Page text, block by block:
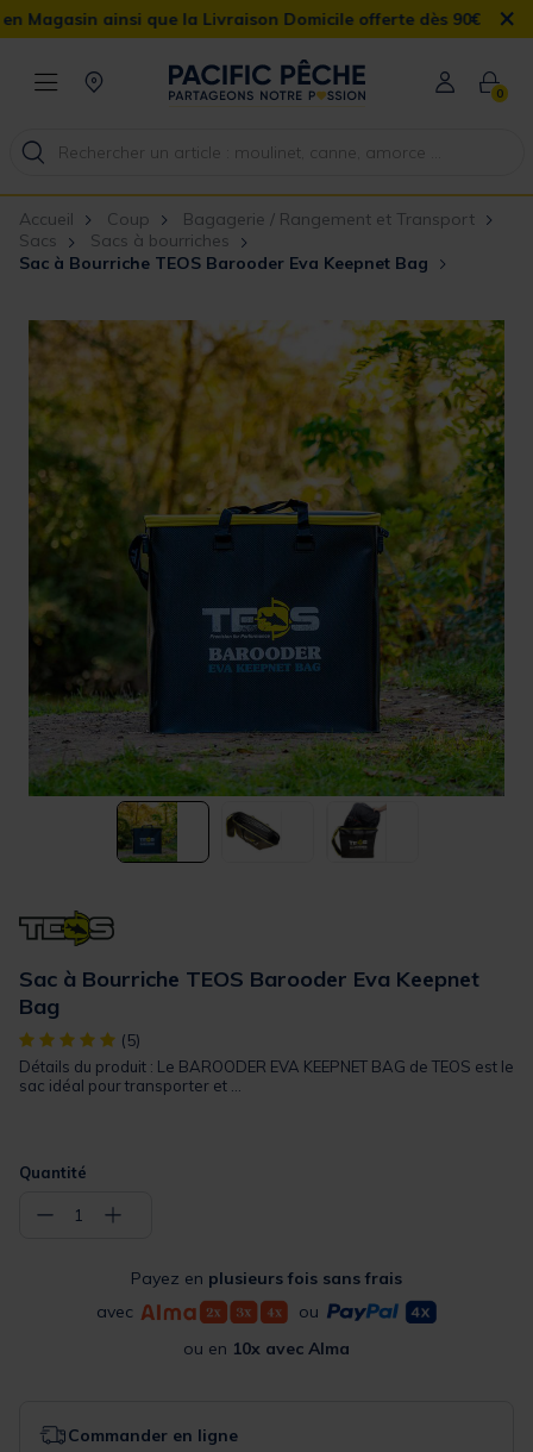
que la Livraison Domicile offerte dès 90€ ×
0
Accueil Coup
Bagagerie / Rangement et Transport
Sacs
Sacs à bourriches
Sac à Bourriche TEOS Barooder Eva Keepnet Bag
Sac à Bourriche TEOS Barooder Eva Keepnet
Bag
[object Object] out of 5 Customer Rating
(5)
Détails du produit : Le BAROODER EVA KEEPNET BAG de TEOS est le
sac idéal pour transporter et ...
Quantité
− 1 +
Payez en plusieurs fois sans frais
avec
ou
ou en 10x avec Alma
Commander en ligne